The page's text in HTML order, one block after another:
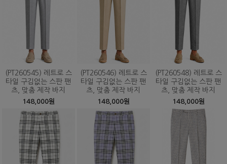
(PT260545) 레트로 스
타일 구김없는 스판 팬
츠, 맞춤 제작 바지
148,000원
(PT260546) 레트로 스
타일 구김없는 스판 팬
츠, 맞춤 제작 바지
148,000원
(PT260548) 레트로 스
타일 구김없는 스판 팬
츠, 맞춤 제작 바지
148,000원